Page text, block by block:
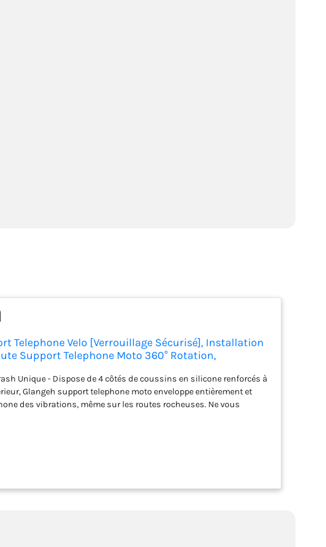
Telephone Velo [Verrouillage Sécurisé], Installation
Support Telephone Moto 360° Rotation,
Unique - Dispose de 4 côtés de coussins en silicone renforcés à
Glangeh support telephone moto enveloppe entièrement et
des vibrations, même sur les routes rocheuses. Ne vous
et le design aux couleurs vives et contrastées font de vous une
du cadeau homme et cadeau femme et cadeau noël. Réglage
Vue - Conçu avec une boule pivotante à 360 degrés, il est
à un angle de vue horizontal ou vertical qui correspond à
toujours votre téléphone dans la position privilégiée pour un